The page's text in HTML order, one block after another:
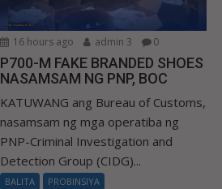
16 hours ago admin 3 0
P700-M FAKE BRANDED SHOES
NASAMSAM NG PNP, BOC
KATUWANG ang Bureau of Customs,
nasamsam ng mga operatiba ng
PNP-Criminal Investigation and
Detection Group (CIDG)...
BALITA PROBINSIYA